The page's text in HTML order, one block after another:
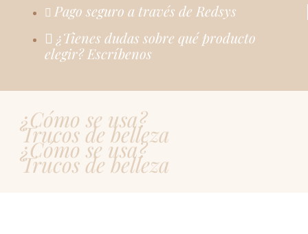
Pago seguro a través de Redsys
¿Tienes dudas sobre qué producto
elegir? Escríbenos
¿Cómo se usa?
Trucos de belleza
¿Cómo se usa?
Trucos de belleza